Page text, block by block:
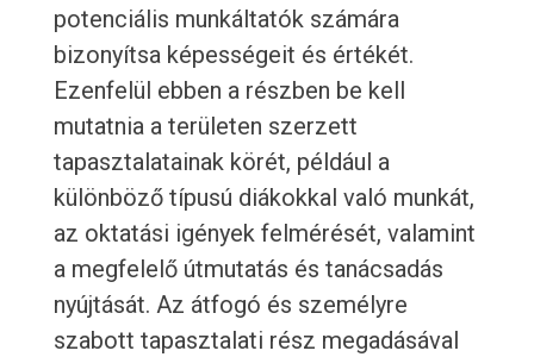
potenciális munkáltatók számára
bizonyítsa képességeit és értékét.
Ezenfelül ebben a részben be kell
mutatnia a területen szerzett
tapasztalatainak körét, például a
különböző típusú diákokkal való munkát,
az oktatási igények felmérését, valamint
a megfelelő útmutatás és tanácsadás
nyújtását. Az átfogó és személyre
szabott tapasztalati rész megadásával